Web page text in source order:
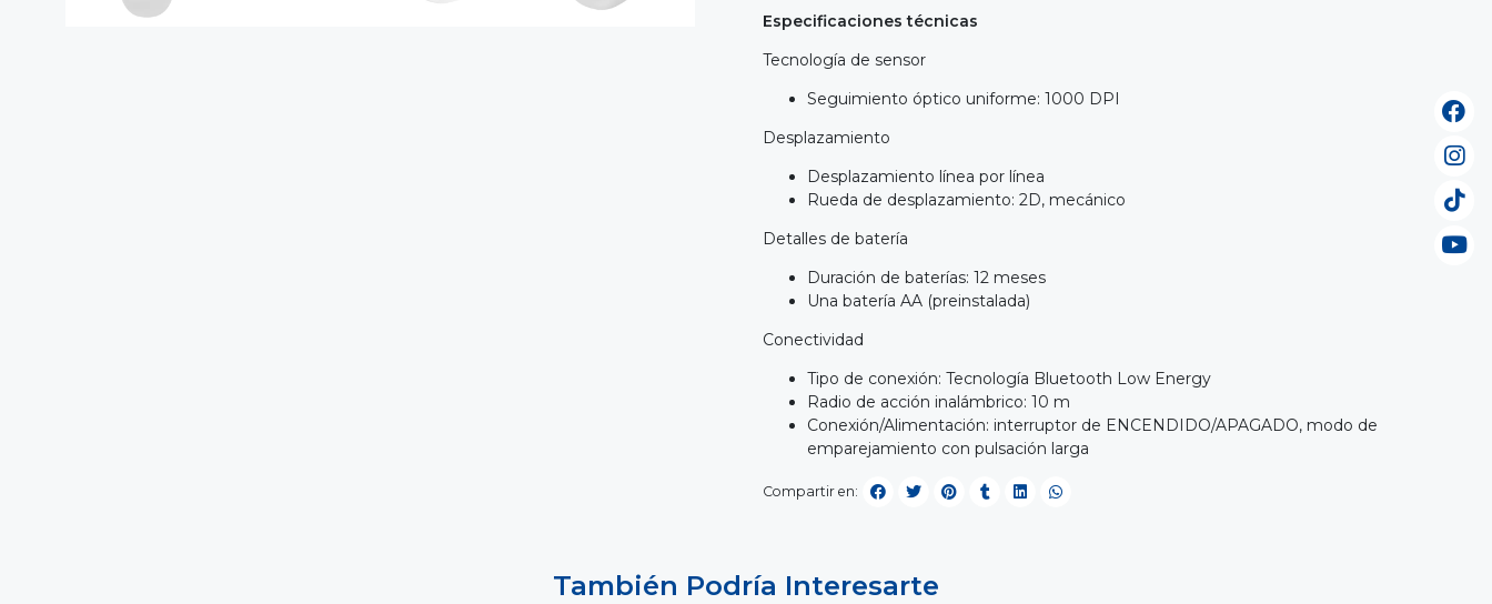
Especificaciones técnicas
Tecnología de sensor
Seguimiento óptico uniforme: 1000 DPI
Desplazamiento
Desplazamiento línea por línea
Rueda de desplazamiento: 2D, mecánico
Detalles de batería
Duración de baterías: 12 meses
Una batería AA (preinstalada)
Conectividad
Tipo de conexión: Tecnología Bluetooth Low Energy
Radio de acción inalámbrico: 10 m
Conexión/Alimentación: interruptor de ENCENDIDO/APAGADO, modo de
emparejamiento con pulsación larga
Compartir en:
También Podría Interesarte